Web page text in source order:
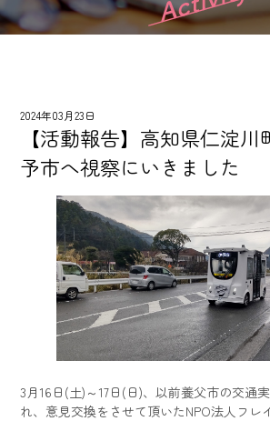
2024年03月23日
【活動報告】高知県仁淀
予市へ視察にいきました
3月16日(土)～17日(日)、以前養父市の交通
れ、意見交換をさせて頂いたNPO法人フレ